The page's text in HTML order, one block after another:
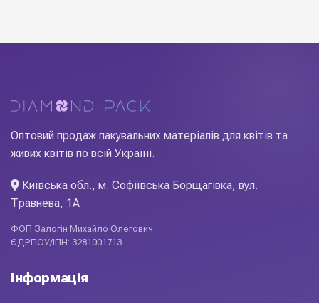
інтерʼєрах. Купуйте оптом у Diamond Pack — широкий
Оптовий продаж пакувальних матеріалів для квітів та
живих квітів по всій Україні.
Київська обл., м. Софіївська Борщагівка, вул.
Травнева, 1А
ФОП Залогін Михайло Олегович
ЄДРПОУ/ІПН: 3281001713
Інформація